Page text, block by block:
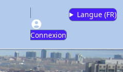
Connexion
Langue (FR)